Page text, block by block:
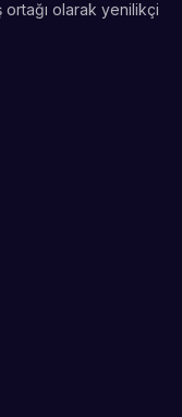
olarak yenilikçi